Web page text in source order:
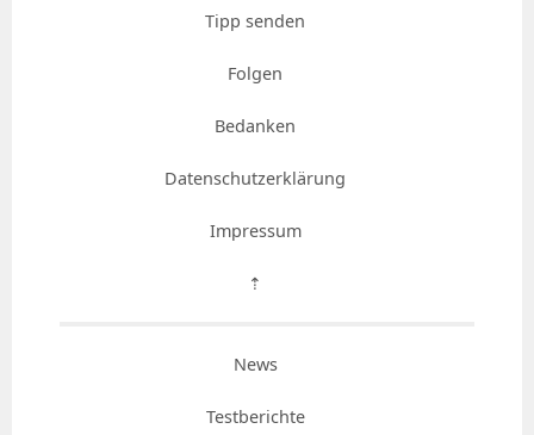
Tipp senden
Folgen
Bedanken
Datenschutzerklärung
Impressum
⇡
News
Testberichte